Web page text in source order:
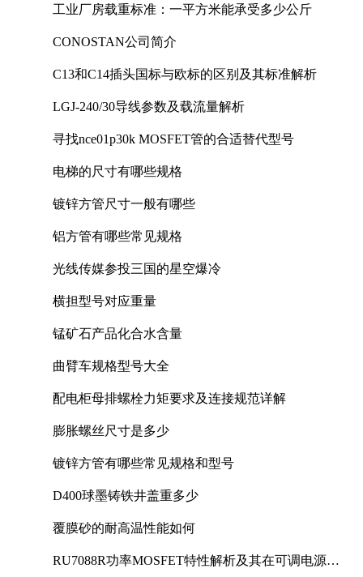
工业厂房载重标准：一平方米能承受多少公斤
CONOSTAN公司简介
C13和C14插头国标与欧标的区别及其标准解析
LGJ-240/30导线参数及载流量解析
寻找nce01p30k MOSFET管的合适替代型号
电梯的尺寸有哪些规格
镀锌方管尺寸一般有哪些
铝方管有哪些常见规格
光线传媒参投三国的星空爆冷
横担型号对应重量
锰矿石产品化合水含量
曲臂车规格型号大全
配电柜母排螺栓力矩要求及连接规范详解
膨胀螺丝尺寸是多少
镀锌方管有哪些常见规格和型号
D400球墨铸铁井盖重多少
覆膜砂的耐高温性能如何
RU7088R功率MOSFET特性解析及其在可调电源设